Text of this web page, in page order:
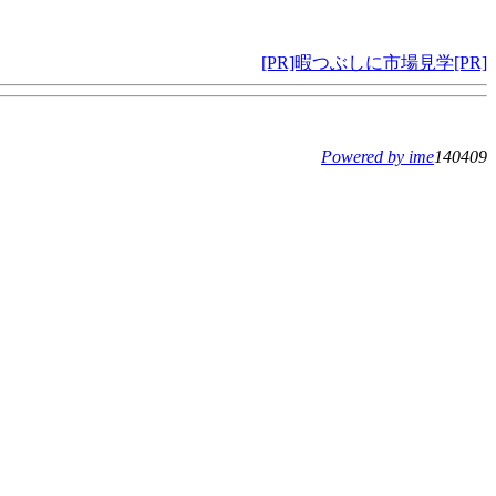
[PR]暇つぶしに市場見学[PR]
Powered by ime140409